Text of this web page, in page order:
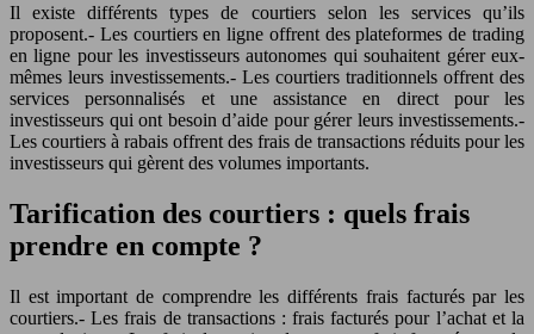
Il existe différents types de courtiers selon les services qu’ils
proposent.- Les courtiers en ligne offrent des plateformes de trading
en ligne pour les investisseurs autonomes qui souhaitent gérer eux-
mêmes leurs investissements.- Les courtiers traditionnels offrent des
services personnalisés et une assistance en direct pour les
investisseurs qui ont besoin d’aide pour gérer leurs investissements.-
Les courtiers à rabais offrent des frais de transactions réduits pour les
investisseurs qui gèrent des volumes importants.
Tarification des courtiers : quels frais
prendre en compte ?
Il est important de comprendre les différents frais facturés par les
courtiers.- Les frais de transactions : frais facturés pour l’achat et la